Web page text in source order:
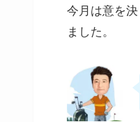
今月は意を
ました。